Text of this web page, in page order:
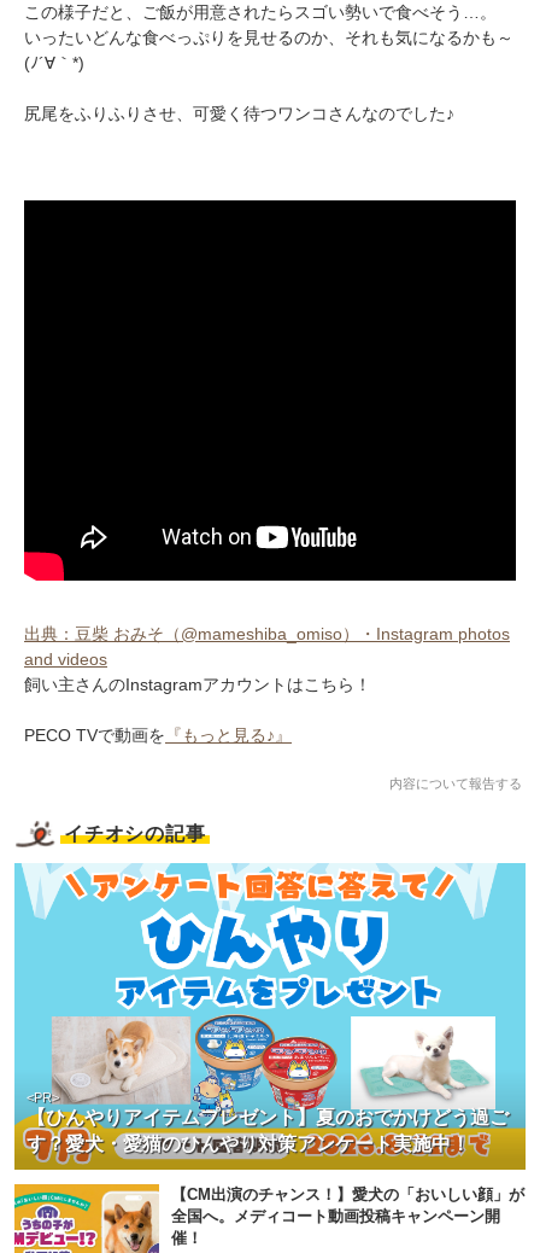
この様子だと、ご飯が用意されたらスゴい勢いで食べそう…。
いったいどんな食べっぷりを見せるのか、それも気になるかも～
(ﾉ´∀｀*)
尻尾をふりふりさせ、可愛く待つワンコさんなのでした♪
出典：豆柴 おみそ（@mameshiba_omiso）・Instagram photos
and videos
飼い主さんのInstagramアカウントはこちら！
PECO TVで動画を 『もっと見る♪』
内容について報告する
イチオシの記事
【ひんやりアイテムプレゼント】夏のおでかけどう過ご
す？愛犬・愛猫のひんやり対策アンケート実施中！
<PR>
【CM出演のチャンス！】愛犬の「おいしい顔」が
全国へ。メディコート動画投稿キャンペーン開
催！